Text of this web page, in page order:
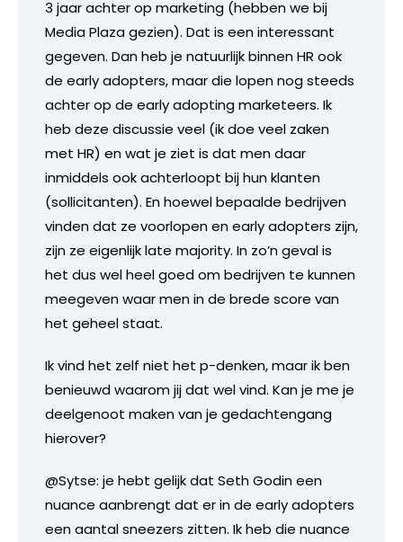
3 jaar achter op marketing (hebben we bij
Media Plaza gezien). Dat is een interessant
gegeven. Dan heb je natuurlijk binnen HR ook
de early adopters, maar die lopen nog steeds
achter op de early adopting marketeers. Ik
heb deze discussie veel (ik doe veel zaken
met HR) en wat je ziet is dat men daar
inmiddels ook achterloopt bij hun klanten
(sollicitanten). En hoewel bepaalde bedrijven
vinden dat ze voorlopen en early adopters zijn,
zijn ze eigenlijk late majority. In zo’n geval is
het dus wel heel goed om bedrijven te kunnen
meegeven waar men in de brede score van
het geheel staat.
Ik vind het zelf niet het p-denken, maar ik ben
benieuwd waarom jij dat wel vind. Kan je me je
deelgenoot maken van je gedachtengang
hierover?
@Sytse: je hebt gelijk dat Seth Godin een
nuance aanbrengt dat er in de early adopters
een aantal sneezers zitten. Ik heb die nuance